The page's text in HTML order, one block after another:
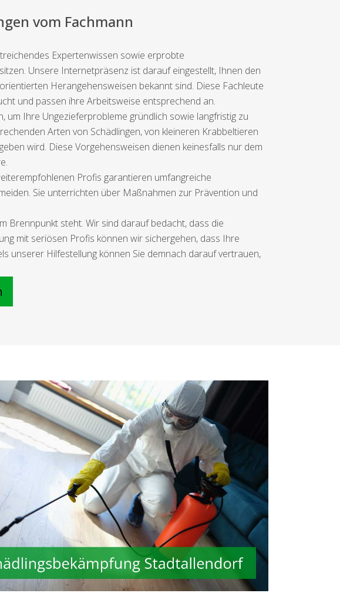
vom Fachmann
Expertenwissen sowie erprobte
Unsere Internetpräsenz ist darauf eingestellt, Ihnen den
Herangehensweisen bekannt sind. Diese Fachleute
und passen ihre Arbeitsweise entsprechend an.
Ihre Ungezieferprobleme gründlich sowie langfristig zu
Arten von Schädlingen, von kleineren Krabbeltieren
wird. Diese Vorgehensweisen dienen keinesfalls nur dem
Profis garantieren umfangreiche
Sie unterrichten über Maßnahmen zur Prävention und
Brennpunkt steht. Wir sind darauf bedacht, dass die
mit seriösen Profis können wir sichergehen, dass Ihre
unserer Hilfestellung können Sie demnach darauf vertrauen,